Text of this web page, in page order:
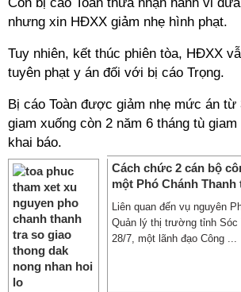
nhưng xin HĐXX giảm nhẹ hình phạt.
Tuy nhiên, kết thúc phiên tòa, HĐXX
tuyên phạt y án đối với bị cáo Trọng.
Bị cáo Toàn được giảm nhẹ mức án từ
giam xuống còn 2 năm 6 tháng tù
khai báo.
Cách chức 2 cán bộ
một Phó Chánh Thanh
Liên quan đến vụ nguyên
Quản lý thị trường tỉnh Sóc
28/7, một lãnh đạo Công ...